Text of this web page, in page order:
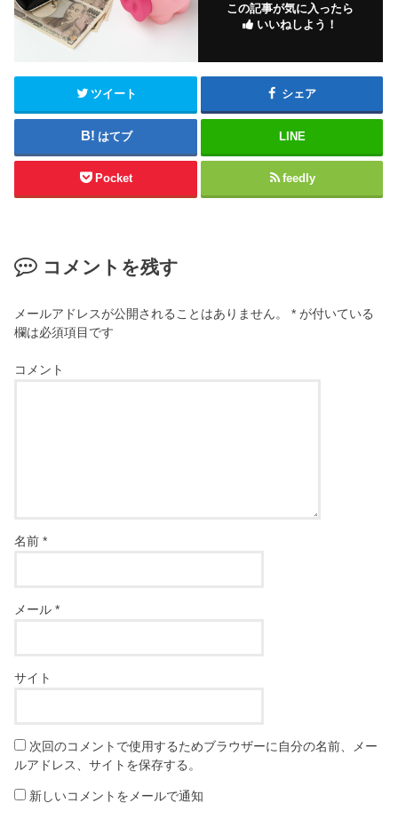
この記事が気に入ったら
いいねしよう！
ツイート シェア
はてブ LINE
Pocket feedly
コメントを残す
メールアドレスが公開されることはありません。 * が付いている
欄は必須項目です
コメント
名前*
メール*
サイト
次回のコメントで使用するためブラウザーに自分の名前、メー
ルアドレス、サイトを保存する。
新しいコメントをメールで通知